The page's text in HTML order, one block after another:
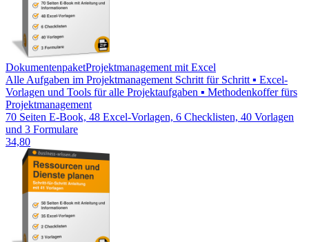
DokumentenpaketProjektmanagement mit Excel
Alle Aufgaben im Projektmanagement Schritt für Schritt ▪ Excel-
Vorlagen und Tools für alle Projektaufgaben ▪ Methodenkoffer fürs
Projektmanagement
70 Seiten E-Book, 48 Excel-Vorlagen, 6 Checklisten, 40 Vorlagen
und 3 Formulare
34,80